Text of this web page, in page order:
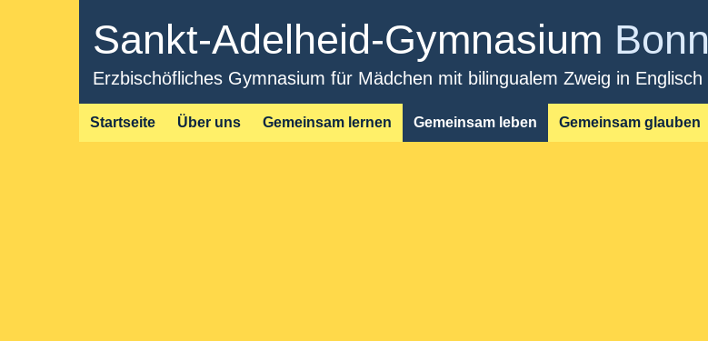
Sankt-Adelheid-Gymnasium Bonn
Erzbischöfliches Gymnasium für Mädchen mit bilingualem Zweig in Englisch
Startseite Über uns Gemeinsam lernen Gemeinsam leben Gemeinsam glauben